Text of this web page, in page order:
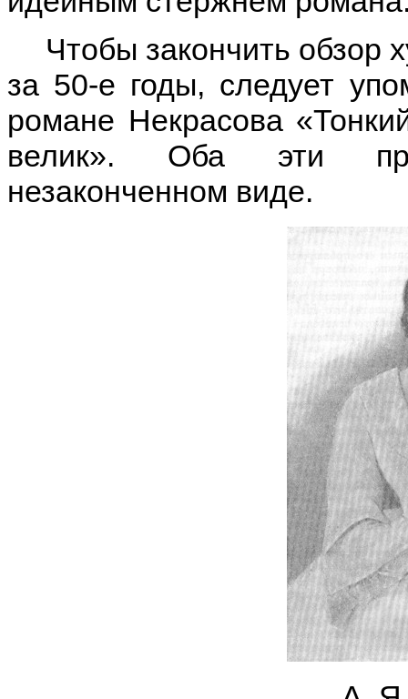
Чтобы закончить обзор
за 50-е годы, следует
романе Некрасова
велик». Оба эти
незаконченном виде.